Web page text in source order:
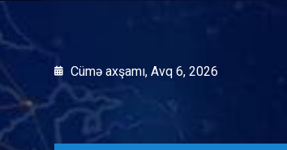
Cümə axşamı, Avq 6, 2026